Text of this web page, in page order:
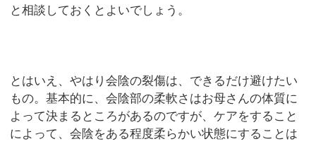
と相談しておくとよいでしょう。
とはいえ、やはり会陰の裂傷は、できるだけ避けたい
もの。基本的に、会陰部の柔軟さはお母さんの体質に
よって決まるところがあるのですが、ケアをすること
によって、会陰をある程度柔らかい状態にすることは